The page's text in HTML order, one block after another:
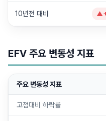
10년전 대비 ▲
EFV 주요 변동성 지표
주요 변동성 지표
고점대비 하락률